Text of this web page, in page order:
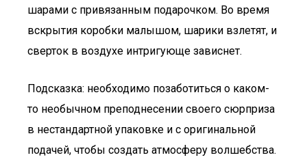
шарами с привязанным подарочком. Во время
вскрытия коробки малышом, шарики взлетят, и
сверток в воздухе интригующе зависнет.
Подсказка: необходимо позаботиться о каком-
то необычном преподнесении своего сюрприза
в нестандартной упаковке и с оригинальной
подачей, чтобы создать атмосферу волшебства.